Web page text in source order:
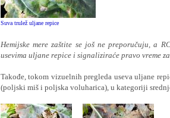
Suva trulež uljane repice
Hemijske mere zaštite se još ne preporučuju, a
usevima uljane repice i signaliziraće pravo vreme
Takođe, tokom vizuelnih pregleda useva uljane
(poljski miš i poljska voluharica), u kategoriji